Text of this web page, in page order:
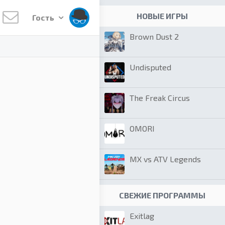
Гость НОВЫЕ ИГРЫ
Brown Dust 2
Undisputed
The Freak Circus
OMORI
MX vs ATV Legends
СВЕЖИЕ ПРОГРАММЫ
Exitlag